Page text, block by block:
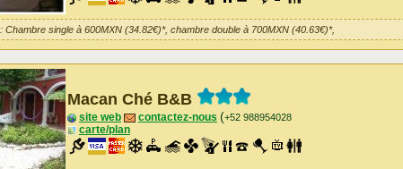
: Chambre single à 600MXN (34.82€)*, chambre double à 700MXN (40.63€)*,
Macan Ché B&B
site web contactez-nous (+52 988954028
carte/plan